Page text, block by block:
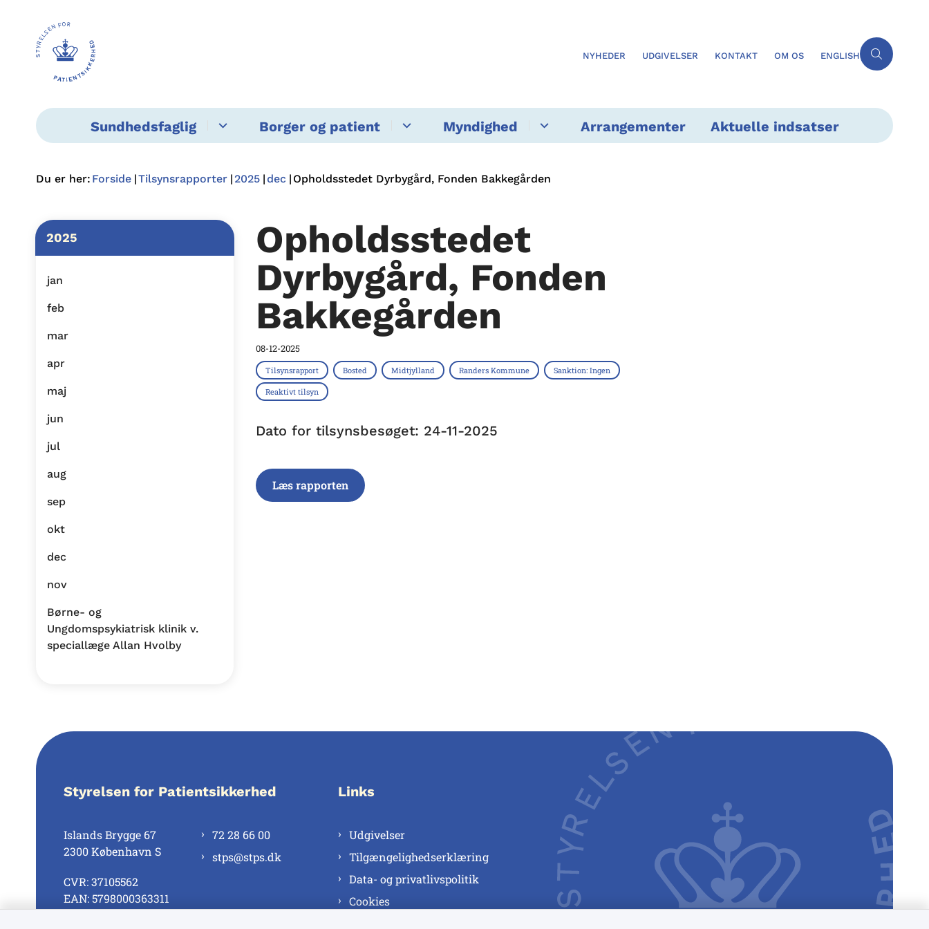
NYHEDER UDGIVELSER KONTAKT OM OS ENGLISH
Sundhedsfaglig Borger og patient Myndighed Arrangementer Aktuelle indsatser
Du er her: Forside Tilsynsrapporter 2025 dec Opholdsstedet Dyrbygård, Fonden Bakkegården
2025
jan
feb
mar
apr
maj
jun
jul
aug
sep
okt
dec
nov
Børne- og
Ungdomspsykiatrisk klinik v.
speciallæge Allan Hvolby
Opholdsstedet
Dyrbygård, Fonden
Bakkegården
08-12-2025
Tilsynsrapport Bosted Midtjylland Randers Kommune Sanktion: Ingen
Reaktivt tilsyn
Dato for tilsynsbesøget: 24-11-2025
Læs rapporten
Styrelsen for Patientsikkerhed
Islands Brygge 67
2300 København S
CVR: 37105562
EAN: 5798000363311
72 28 66 00
stps@stps.dk
Links
Udgivelser
Tilgængelighedserklæring
Data- og privatlivspolitik
Cookies